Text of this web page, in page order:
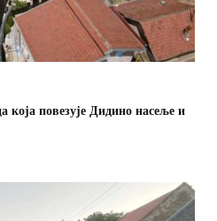
повезује Дидино насеље и